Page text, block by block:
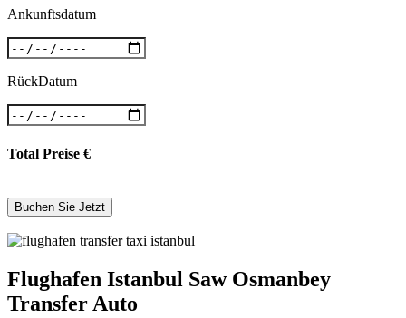
Ankunftsdatum
RückDatum
Total Preise €
Flughafen Istanbul Saw Osmanbey
Transfer Auto